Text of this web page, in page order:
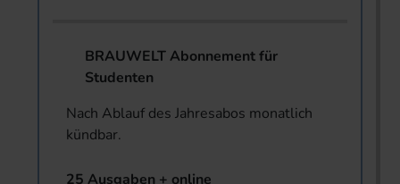
BRAUWELT Abonnement für
Studenten
Nach Ablauf des Jahresabos monatlich
kündbar.
25 Ausgaben + online